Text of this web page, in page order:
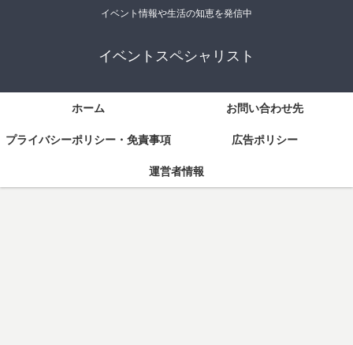
イベント情報や生活の知恵を発信中
イベントスペシャリスト
ホーム お問い合わせ先
プライバシーポリシー・免責事項 広告ポリシー
運営者情報